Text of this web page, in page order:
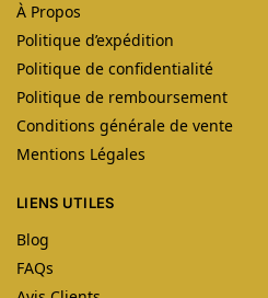
À Propos
Politique d’expédition
Politique de confidentialité
Politique de remboursement
Conditions générale de vente
Mentions Légales
LIENS UTILES
Blog
FAQs